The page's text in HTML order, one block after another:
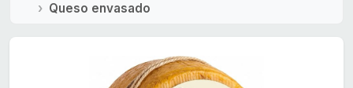
Queso envasado